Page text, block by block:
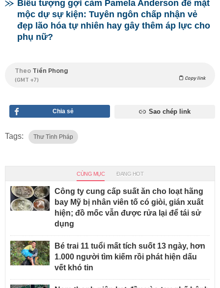
Biểu tượng gợi cảm Pamela Anderson để mặt
mộc dự sự kiện: Tuyên ngôn chấp nhận vẻ
đẹp lão hóa tự nhiên hay gây thêm áp lực cho
phụ nữ?
Theo Tiền Phong
(GMT +7) Copy link
Chia sẻ Sao chép link
Tags: Thư Tình Pháp
CÙNG MỤC ĐANG HOT
Công ty cung cấp suất ăn cho loạt hãng
bay Mỹ bị nhân viên tố có giòi, gián xuất
hiện; đồ mốc vẫn được rửa lại để tái sử
dụng
Bé trai 11 tuổi mất tích suốt 13 ngày, hơn
1.000 người tìm kiếm rồi phát hiện dấu
vết khó tin